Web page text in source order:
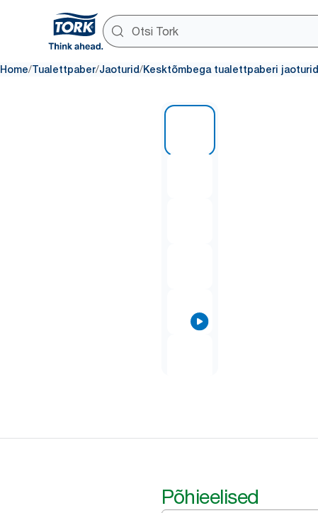
Home/Tualettpaber/Jaoturid/Kesktõmbega tualettpaberi jaoturid
Põhieelised